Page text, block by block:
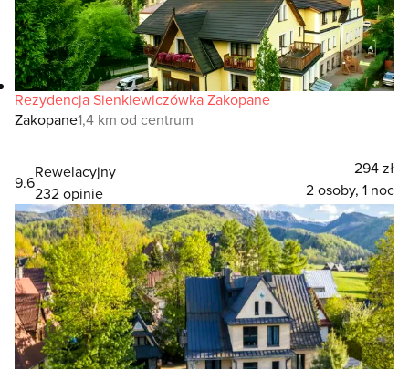
Rezydencja Sienkiewiczówka Zakopane
Zakopane1,4 km od centrum
9.6
Rewelacyjny
232 opinie
294 zł
2 osoby, 1 noc